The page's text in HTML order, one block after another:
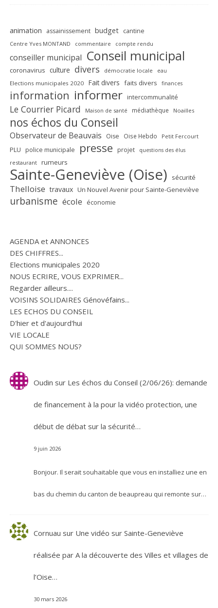
animation assainissement budget cantine
Centre Yves MONTAND commentaire compte rendu
conseiller municipal Conseil municipal
coronavirus culture divers démocratie locale eau
Elections municipales 2020 Fait divers faits divers finances
information informer intercommunalité
Le Courrier Picard Maison de santé médiathèque Noailles
nos échos du Conseil
Observateur de Beauvais Oise Oise Hebdo Petit Fercourt
PLU police municipale presse projet questions des élus
restaurant rumeurs
Sainte-Geneviève (Oise) sécurité
Thelloise travaux Un Nouvel Avenir pour Sainte-Geneviève
urbanisme école économie
AGENDA et ANNONCES
DES CHIFFRES...
Elections municipales 2020
NOUS ECRIRE, VOUS EXPRIMER...
Regarder ailleurs....
VOISINS SOLIDAIRES Génovéfains...
LES ECHOS DU CONSEIL
D'hier et d'aujourd'hui
VIE LOCALE
QUI SOMMES NOUS?
Oudin sur Les échos du Conseil (2/06/26): demande
de financement à la pour la vidéo protection, une
début de débat sur la sécurité…
9 juin 2026
Bonjour. Il serait souhaitable que vous en installiez une en
bas du chemin du canton de beaupreau qui remonte sur…
Cornuau sur Une vidéo sur Sainte-Geneviève
réalisée par A la découverte des Villes et villages de
l’Oise…
30 mars 2026